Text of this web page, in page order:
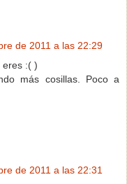
de 2011 a las 22:29
eres :( )
más cosillas. Poco a
de 2011 a las 22:31